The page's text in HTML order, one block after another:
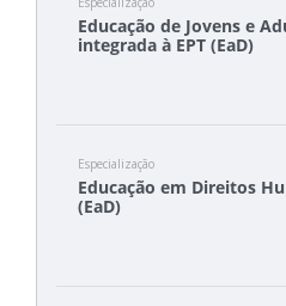
Educação de Jovens e
integrada à EPT (EaD)
Especialização
Educação em Direitos
(EaD)